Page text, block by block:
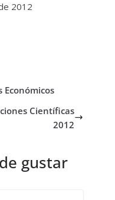
2012
Económicos
Científicas
2012
gustar